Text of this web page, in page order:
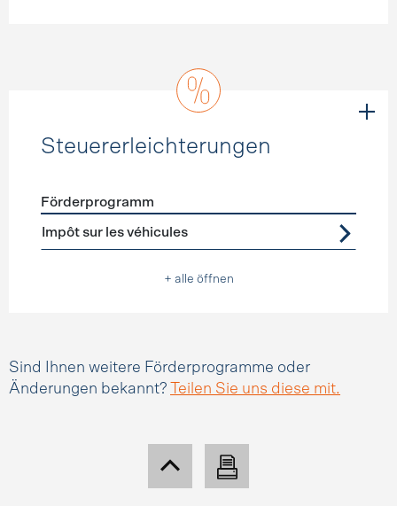
Steuererleichterungen
Förderprogramme Steuererleichterungen
Förderprogramm
Impôt sur les véhicules
+ alle öffnen
Sind Ihnen weitere Förderprogramme oder
Änderungen bekannt?
Teilen Sie uns diese mit.